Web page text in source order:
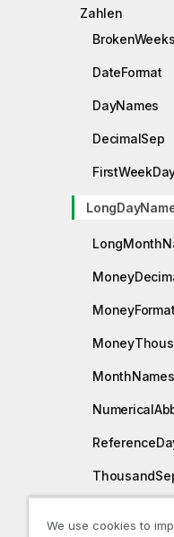
Zahlen
BrokenWeeks
DateFormat
DayNames
DecimalSep
MoneyFormat
MonthNames
We use cookies to